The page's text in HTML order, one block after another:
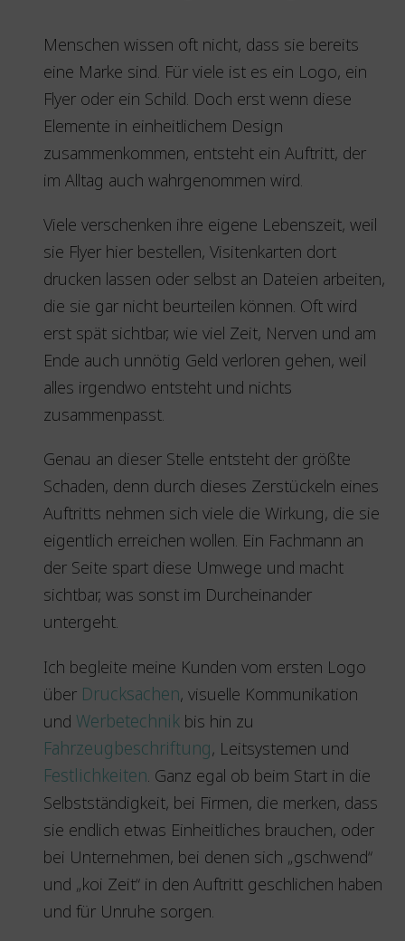
Menschen wissen oft nicht, dass sie bereits
eine Marke sind. Für viele ist es ein Logo, ein
Flyer oder ein Schild. Doch erst wenn diese
Elemente in einheitlichem Design
zusammenkommen, entsteht ein Auftritt, der
im Alltag auch wahrgenommen wird.
Viele verschenken ihre eigene Lebenszeit, weil
sie Flyer hier bestellen, Visitenkarten dort
drucken lassen oder selbst an Dateien arbeiten,
die sie gar nicht beurteilen können. Oft wird
erst spät sichtbar, wie viel Zeit, Nerven und am
Ende auch unnötig Geld verloren gehen, weil
alles irgendwo entsteht und nichts
zusammenpasst.
Genau an dieser Stelle entsteht der größte
Schaden, denn durch dieses Zerstückeln eines
Auftritts nehmen sich viele die Wirkung, die sie
eigentlich erreichen wollen. Ein Fachmann an
der Seite spart diese Umwege und macht
sichtbar, was sonst im Durcheinander
untergeht.
Ich begleite meine Kunden vom ersten Logo
über Drucksachen, visuelle Kommunikation
und Werbetechnikbis hin zu
Fahrzeugbeschriftung, Leitsystemen und
Festlichkeiten. Ganz egal ob beim Start in die
Selbstständigkeit, bei Firmen, die merken, dass
sie endlich etwas Einheitliches brauchen, oder
bei Unternehmen, bei denen sich „gschwend“
und „koi Zeit“ in den Auftritt geschlichen haben
und für Unruhe sorgen.